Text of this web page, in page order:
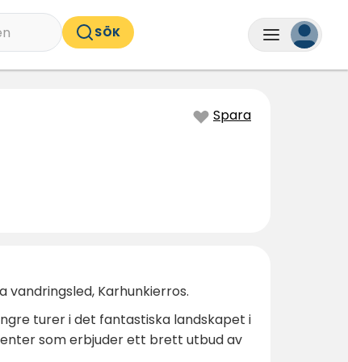
SÖK
Spara
vandringsled, Karhunkierros.
turer i det fantastiska landskapet i
som erbjuder ett brett utbud av